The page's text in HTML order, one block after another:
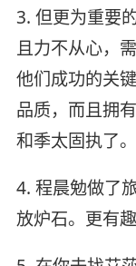
3. 但更为重要
且力不从心，
他们成功的关
品质，而且拥
和季太固执了。
4. 程晨勉做了
放炉石。更有